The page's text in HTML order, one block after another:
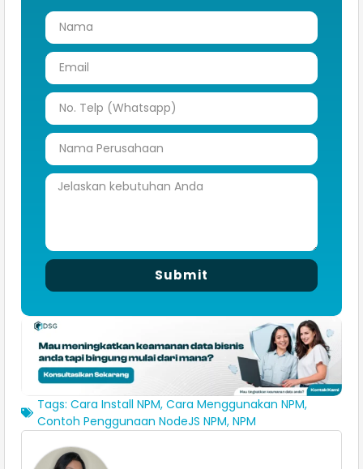
Submit
Tags: Cara Install NPM, Cara Menggunakan NPM,
Contoh Penggunaan NodeJS NPM, NPM